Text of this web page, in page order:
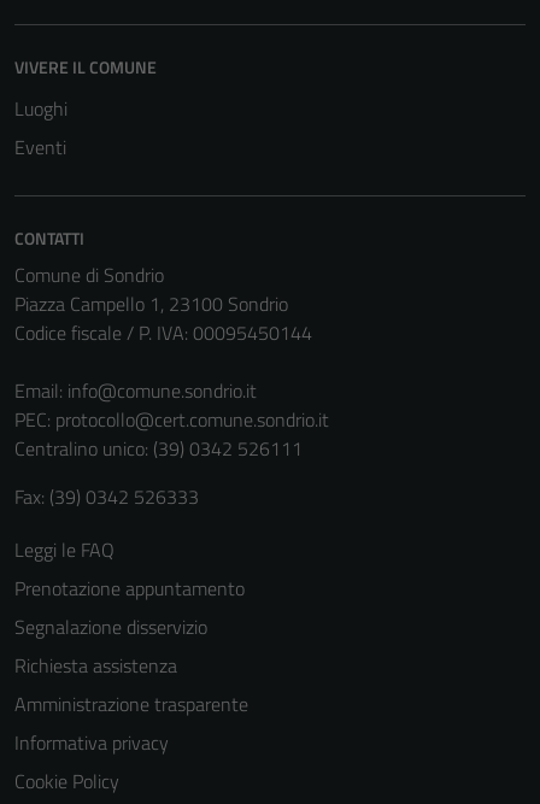
VIVERE IL COMUNE
Luoghi
Eventi
CONTATTI
Comune di Sondrio
Piazza Campello 1, 23100 Sondrio
Codice fiscale / P. IVA: 00095450144
Email: info@comune.sondrio.it
PEC: protocollo@cert.comune.sondrio.it
Centralino unico: (39) 0342 526111
Fax: (39) 0342 526333
Leggi le FAQ
Prenotazione appuntamento
Segnalazione disservizio
Richiesta assistenza
Amministrazione trasparente
Informativa privacy
Cookie Policy
del sito e non